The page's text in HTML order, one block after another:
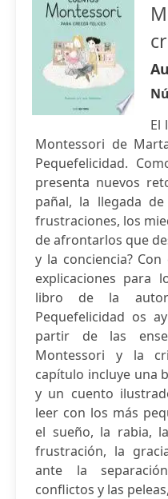
El
Montessori de
Pequefelicidad.
presenta nuevos
pañal, la llegada
frustraciones, los
de afrontarlos que
y la conciencia?
explicaciones para
libro de la
Pequefelicidad os
partir de las
Montessori y la
capítulo incluye una
y un cuento
leer con los más
el sueño, la rabia,
frustración, la
ante la
conflictos y las